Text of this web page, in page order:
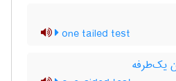
one tailed test
یک‌طرفه